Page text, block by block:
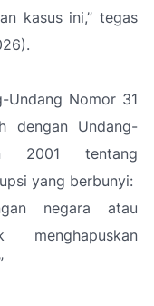
kasus ini,” tegas
Undang Nomor 31
dengan Undang-
2001 tentang
yang berbunyi:
negara atau